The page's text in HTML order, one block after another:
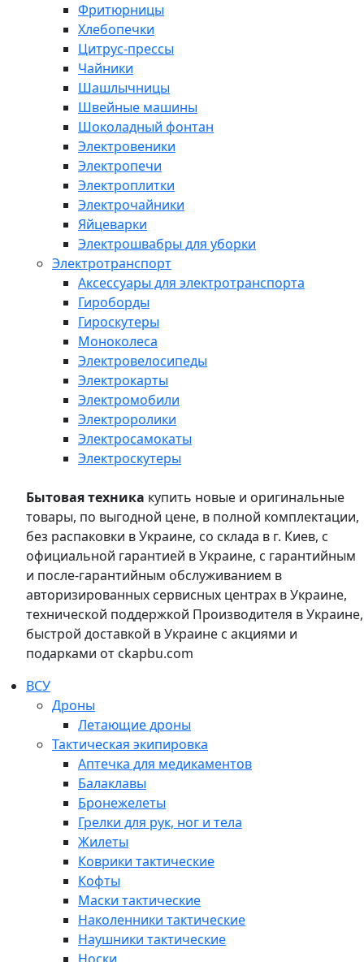
Фритюрницы
Хлебопечки
Цитрус-прессы
Чайники
Шашлычницы
Швейные машины
Шоколадный фонтан
Электровеники
Электропечи
Электроплитки
Электрочайники
Яйцеварки
Электрошвабры для уборки
Электротранспорт
Аксессуары для электротранспорта
Гироборды
Гироскутеры
Моноколеса
Электровелосипеды
Электрокарты
Электромобили
Электроролики
Электросамокаты
Электроскутеры
Бытовая техника купить новые и оригинальные
товары, по выгодной цене, в полной комплектации,
без распаковки в Украине, со склада в г. Киев, с
официальной гарантией в Украине, с гарантийным
и после-гарантийным обслуживанием в
авторизированных сервисных центрах в Украине,
технической поддержкой Производителя в Украине,
быстрой доставкой в Украине с акциями и
подарками от ckapbu.com
ВСУ
Дроны
Летающие дроны
Тактическая экипировка
Аптечка для медикаментов
Балаклавы
Бронежелеты
Грелки для рук, ног и тела
Жилеты
Коврики тактические
Кофты
Маски тактические
Наколенники тактические
Наушники тактические